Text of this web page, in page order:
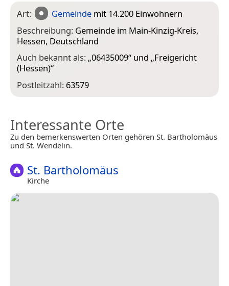
Art: Gemeinde mit 14.200 Einwohnern
Beschreibung: Gemeinde im Main-Kinzig-Kreis,
Hessen, Deutschland
Auch bekannt als: „06435009“ und „Freigericht
(Hessen)“
Postleitzahl: 63579
Interessante Orte
Zu den bemerkenswerten Orten gehören St. Bartholomäus
und St. Wendelin.
St. Bartholomäus
Kirche